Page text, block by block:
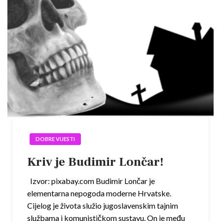
DOBRE VIJESTI
Kriv je Budimir Lončar!
Izvor: pixabay.com Budimir Lončar je
elementarna nepogoda moderne Hrvatske.
Cijelog je života služio jugoslavenskim tajnim
službama i komunističkom sustavu. On je među